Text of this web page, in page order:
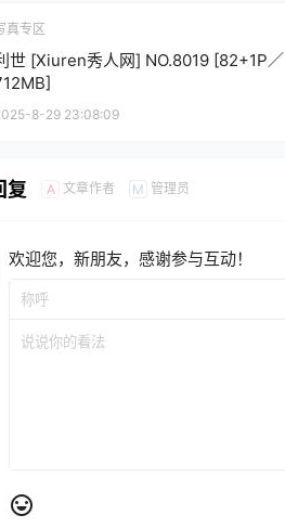
真专区
世 [Xiuren秀人网] NO.8019 [82+1P／
8-29 23:08:09
复 A 文章作者 M 管理员
欢迎您，新朋友，感谢参与互动！